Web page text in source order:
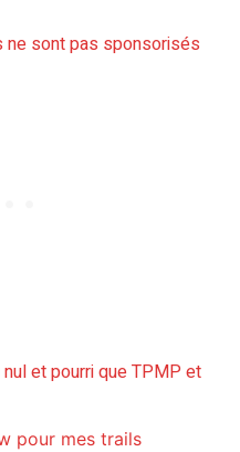
ne sont pas sponsorisés
et pourri que TPMP et
pour mes trails